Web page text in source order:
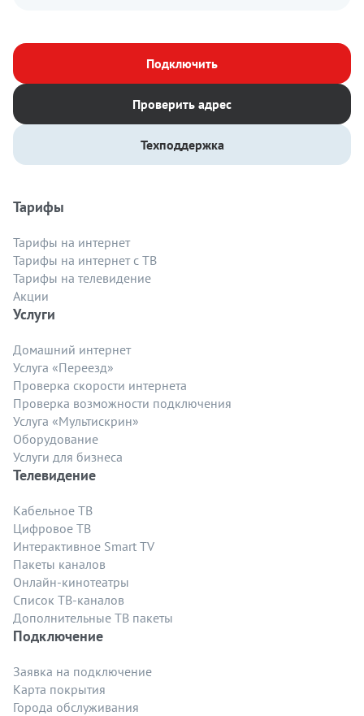
Подключить
Проверить адрес
Техподдержка
Тарифы
Тарифы на интернет
Тарифы на интернет с ТВ
Тарифы на телевидение
Акции
Услуги
Домашний интернет
Услуга «Переезд»
Проверка скорости интернета
Проверка возможности подключения
Услуга «Мультискрин»
Оборудование
Услуги для бизнеса
Телевидение
Кабельное ТВ
Цифровое ТВ
Интерактивное Smart TV
Пакеты каналов
Онлайн-кинотеатры
Список ТВ-каналов
Дополнительные ТВ пакеты
Подключение
Заявка на подключение
Карта покрытия
Города обслуживания